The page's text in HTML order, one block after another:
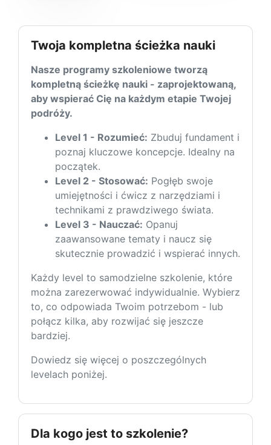
Twoja kompletna ścieżka nauki
Nasze programy szkoleniowe tworzą
kompletną ścieżkę nauki - zaprojektowaną,
aby wspierać Cię na każdym etapie Twojej
podróży.
Level 1 - Rozumieć: Zbuduj fundament i
poznaj kluczowe koncepcje. Idealny na
początek.
Level 2 - Stosować: Pogłęb swoje
umiejętności i ćwicz z narzędziami i
technikami z prawdziwego świata.
Level 3 - Nauczać: Opanuj
zaawansowane tematy i naucz się
skutecznie prowadzić i wspierać innych.
Każdy level to samodzielne szkolenie, które
można zarezerwować indywidualnie. Wybierz
to, co odpowiada Twoim potrzebom - lub
połącz kilka, aby rozwijać się jeszcze
bardziej.
Dowiedz się więcej o poszczególnych
levelach poniżej.
Dla kogo jest to szkolenie?